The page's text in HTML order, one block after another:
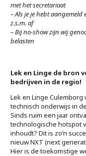
met het secretariaat
– Als je je hebt
z.s.m. af
– Bij no-show zijn wij
belasten
Lek en Linge de bron
bedrijven in de regio!
Lek en Linge
technisch onderwijs in
Sinds ruim een jaar
technologische hotspot
inhoudt? Dit is zo’n
nieuw NXT (next
Hier is de toekomstige